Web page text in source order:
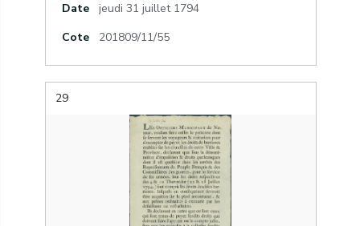
Date
jeudi 31 juillet 1794
Cote
201809/11/55
29